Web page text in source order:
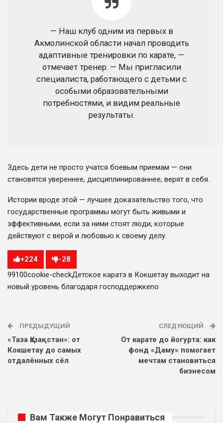
— Наш клуб одним из первых в
Акмолинской области начал проводить
адаптивные тренировки по карате, —
отмечает тренер. — Мы пригласили
специалиста, работающего с детьми с
особыми образовательными
потребностями, и видим реальные
результаты.
Здесь дети не просто учатся боевым приемам — они
становятся увереннее, дисциплинированнее, верят в себя.
Истории вроде этой — лучшее доказательство того, что
государственные программы могут быть живыми и
эффективными, если за ними стоят люди, которые
действуют с верой и любовью к своему делу.
+224 -28
99100cookie-checkДетское каратэ в Кокшетау выходит на
новый уровень благодаря господдержкеno
ПРЕДЫДУЩИЙ
«Таза Қазақстан»: от
Кокшетау до самых
отдалённых сёл
СЛЕДУЮЩИЙ
От карате до йогурта: как
фонд «Даму» помогает
мечтам становиться
бизнесом
Вам Также Могут Понравиться